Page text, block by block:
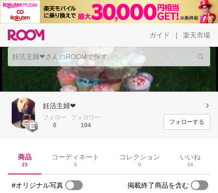
ガイド 楽天市場
妊活主婦❤︎
フォロー
0
フォロワー
104
フォローする
商品
23
コーディネート
0
コレクション
0
いいね
24
#オリジナル写真 掲載終了商品を含む